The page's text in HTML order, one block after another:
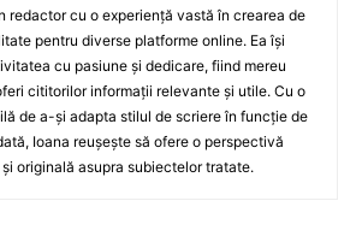
redactor cu o experiență vastă în crearea de
pentru diverse platforme online. Ea își
cu pasiune și dedicare, fiind mereu
cititorilor informații relevante și utile. Cu o
de a-și adapta stilul de scriere în funcție de
Ioana reușește să ofere o perspectivă
originală asupra subiectelor tratate.